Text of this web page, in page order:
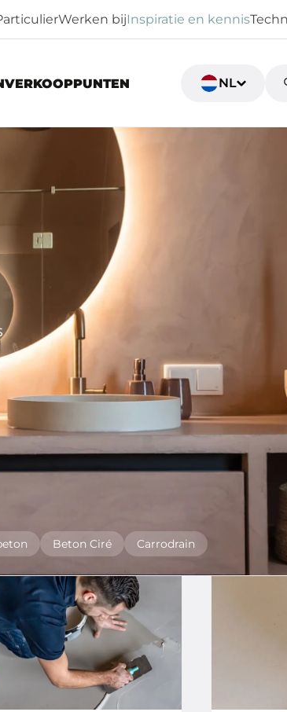
Werken bijInspiratie en kennis
VERKOOPPUNTEN NL
Beton Ciré Carrodrain